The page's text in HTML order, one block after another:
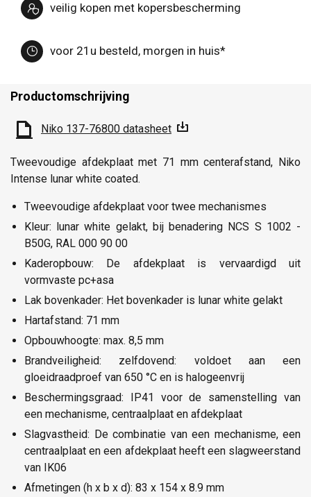
veilig kopen met kopersbescherming
voor 21u besteld, morgen in huis*
Productomschrijving
Niko 137-76800 datasheet
Tweevoudige afdekplaat met 71 mm centerafstand, Niko
Intense lunar white coated.
Tweevoudige afdekplaat voor twee mechanismes
Kleur: lunar white gelakt, bij benadering NCS S 1002 -
B50G, RAL 000 90 00
Kaderopbouw: De afdekplaat is vervaardigd uit
vormvaste pc+asa
Lak bovenkader: Het bovenkader is lunar white gelakt
Hartafstand: 71 mm
Opbouwhoogte: max. 8,5 mm
Brandveiligheid: zelfdovend: voldoet aan een
gloeidraadproef van 650 °C en is halogeenvrij
Beschermingsgraad: IP41 voor de samenstelling van
een mechanisme, centraalplaat en afdekplaat
Slagvastheid: De combinatie van een mechanisme, een
centraalplaat en een afdekplaat heeft een slagweerstand
van IK06
Afmetingen (h x b x d): 83 x 154 x 8.9 mm